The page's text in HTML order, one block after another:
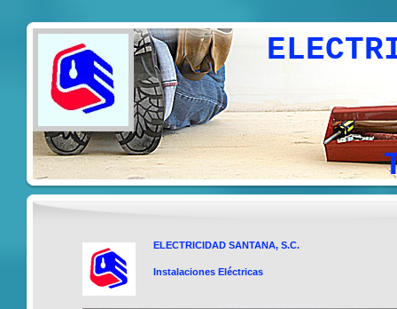
ELECTRICIDAD SANTANA, S.C.
Instalaciones Eléctricas